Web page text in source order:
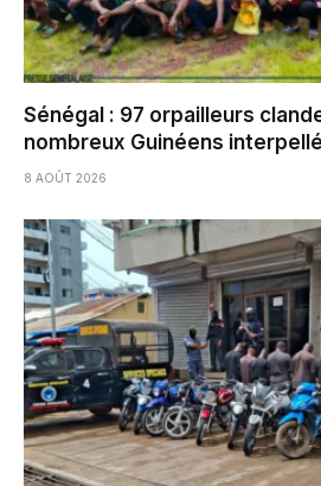
Sénégal : 97 orpailleurs
nombreux Guinéens
8 AOÛT 2026